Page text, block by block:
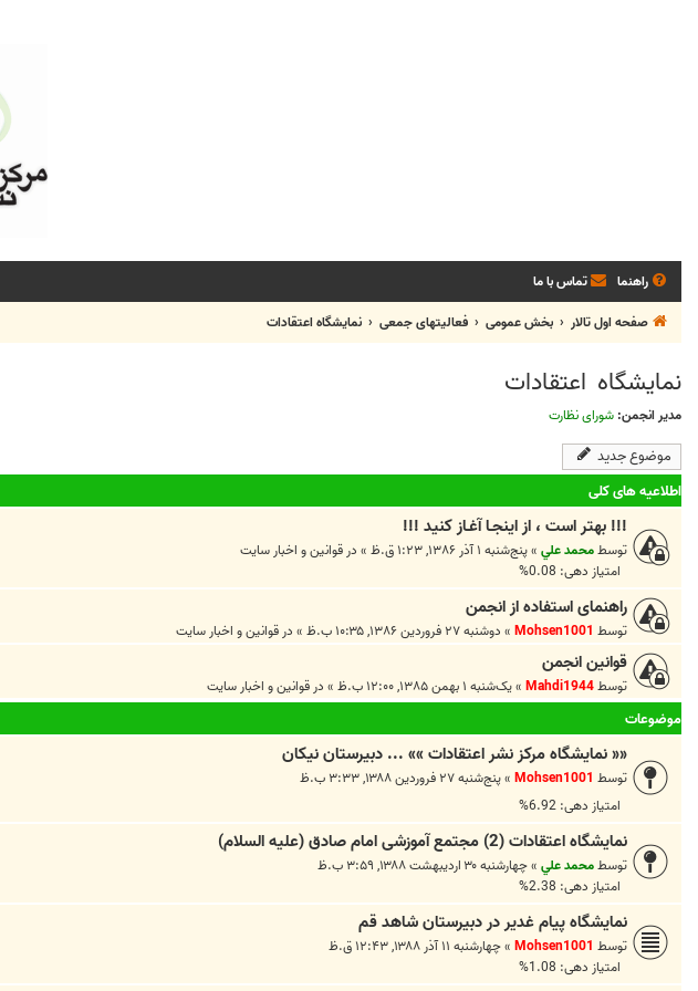
راهنما تماس با ما
صفحه اول تالار
بخش عمومی فعالیتهای جمعی نمایشگاه اعتقادات
نمایشگاه اعتقادات
مدیر انجمن: شورای نظارت
موضوع جدید
اطلاعیه های کلی
!!! بهتر است ، از اينجـا آغـاز کنيد !!!
توسطمحمد علي »پنج‌شنبه ۱ آذر ۱۳۸۶, ۱:۲۳ ق.ظ » در قوانين و اخبار سايت
امتیاز دهی: 0.08%
راهنمای استفاده از انجمن
توسط Mohsen1001
» دوشنبه ۲۷ فروردین ۱۳۸۶, ۱۰:۳۵ ب.ظ » در قوانين و اخبار سايت
قوانین انجمن
توسطMahdi1944
»یک‌شنبه ۱ بهمن ۱۳۸۵, ۱۲:۰۰ ب.ظ » در قوانين و اخبار سايت
موضوعات
«« نمایشگاه مرکز نشر اعتقادات »» ... دبیرستان نیکان
توسط Mohsen1001
»پنج‌شنبه ۲۷ فروردین ۱۳۸۸, ۳:۳۳ ب.ظ
امتیاز دهی: 6.92%
نمایشگاه اعتقادات (2) مجتمع آموزشی امام صادق (علیه السلام)
توسطمحمد علي »چهارشنبه ۳۰ اردیبهشت ۱۳۸۸, ۳:۵۹ ب.ظ
امتیاز دهی: 2.38%
نمایشگاه پیام غدیر در دبیرستان شاهد قم
توسط Mohsen1001
»چهارشنبه ۱۱ آذر ۱۳۸۸, ۱۲:۴۳ ق.ظ
امتیاز دهی: 1.08%